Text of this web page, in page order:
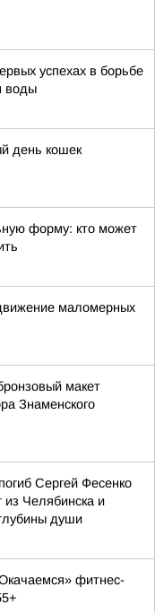
успехах в борьбе
воды
день кошек
форму: кто может
маломерных
макет
Знаменского
Сергей Фесенко
Челябинска и
души
фитнес-